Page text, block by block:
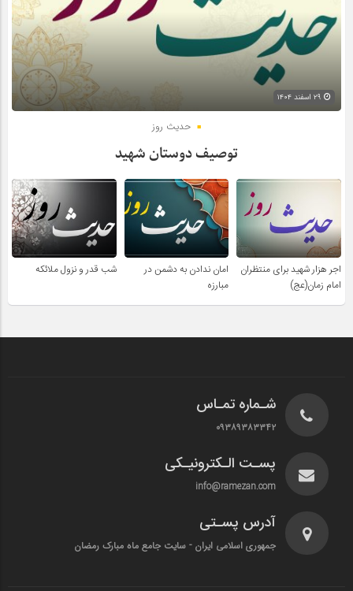
حدیث روز
توصیف دوستان شهید
اجر هزار شهید برای منتظران
امام زمان(عج)
امان ندادن به دشمن در
مبارزه
شب قدر و نزول ملائکه
شـماره تمـاس
۰۹۳۸۹۳۸۳۳۴۲
پسـت الـکترونیـکی
info@ramezan.com
آدرس پسـتی
جمهوری اسلامی ایران - سایت جامع ماه مبارک رمضان